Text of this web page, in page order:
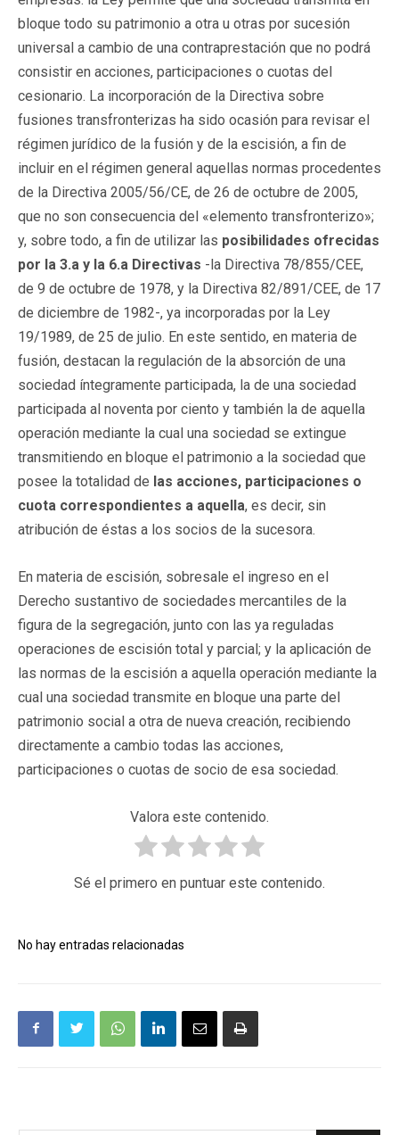
bloque todo su patrimonio a otra u otras por sucesión
universal a cambio de una contraprestación que no podrá
consistir en acciones, participaciones o cuotas del
cesionario. La incorporación de la Directiva sobre
fusiones transfronterizas ha sido ocasión para revisar el
régimen jurídico de la fusión y de la escisión, a fin de
incluir en el régimen general aquellas normas procedentes
de la Directiva 2005/56/CE, de 26 de octubre de 2005,
que no son consecuencia del «elemento transfronterizo»;
y, sobre todo, a fin de utilizar las posibilidades ofrecidas
por la 3.a y la 6.a Directivas -la Directiva 78/855/CEE,
de 9 de octubre de 1978, y la Directiva 82/891/CEE, de 17
de diciembre de 1982-, ya incorporadas por la Ley
19/1989, de 25 de julio. En este sentido, en materia de
fusión, destacan la regulación de la absorción de una
sociedad íntegramente participada, la de una sociedad
participada al noventa por ciento y también la de aquella
operación mediante la cual una sociedad se extingue
transmitiendo en bloque el patrimonio a la sociedad que
posee la totalidad de las acciones, participaciones o
cuota correspondientes a aquella, es decir, sin
atribución de éstas a los socios de la sucesora.
En materia de escisión, sobresale el ingreso en el
Derecho sustantivo de sociedades mercantiles de la
figura de la segregación, junto con las ya reguladas
operaciones de escisión total y parcial; y la aplicación de
las normas de la escisión a aquella operación mediante la
cual una sociedad transmite en bloque una parte del
patrimonio social a otra de nueva creación, recibiendo
directamente a cambio todas las acciones,
participaciones o cuotas de socio de esa sociedad.
Valora este contenido.
Sé el primero en puntuar este contenido.
No hay entradas relacionadas